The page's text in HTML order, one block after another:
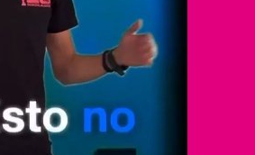
Vive USA
Clase
De 10 sports